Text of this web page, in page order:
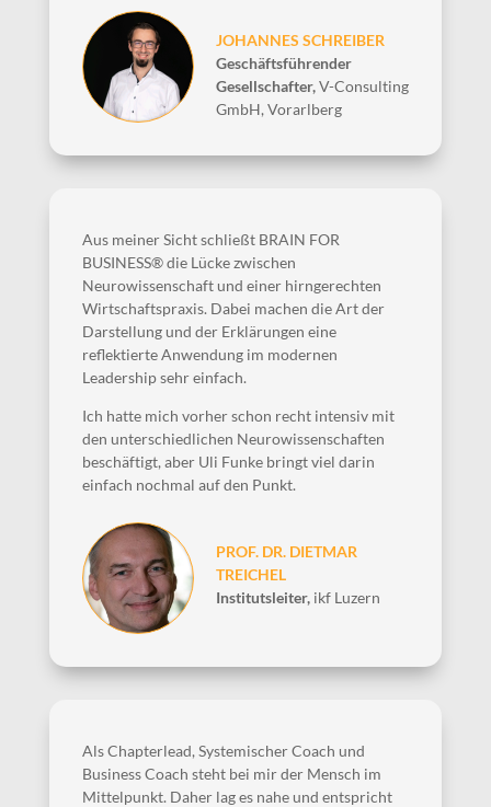
JOHANNES SCHREIBER
Geschäftsführender
Gesellschafter,V-Consulting
GmbH, Vorarlberg
Aus meiner Sicht schließt BRAIN FOR
BUSINESS® die Lücke zwischen
Neurowissenschaft und einer hirngerechten
Wirtschaftspraxis. Dabei machen die Art der
Darstellung und der Erklärungen eine
reflektierte Anwendung im modernen
Leadership sehr einfach.
Ich hatte mich vorher schon recht intensiv mit
den unterschiedlichen Neurowissenschaften
beschäftigt, aber Uli Funke bringt viel darin
einfach nochmal auf den Punkt.
PROF. DR. DIETMAR
TREICHEL
Institutsleiter, ikf Luzern
Als Chapterlead, Systemischer Coach und
Business Coach steht bei mir der Mensch im
Mittelpunkt. Daher lag es nahe und entspricht